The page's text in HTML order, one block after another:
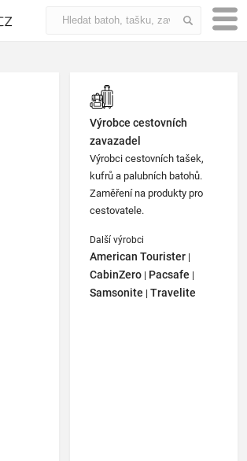
Výrobce cestovních
zavazadel
Výrobci cestovních tašek,
kufrů a palubních batohů.
Zaměření na produkty pro
cestovatele.
Další výrobci
American Tourister |
CabinZero | Pacsafe |
Samsonite | Travelite